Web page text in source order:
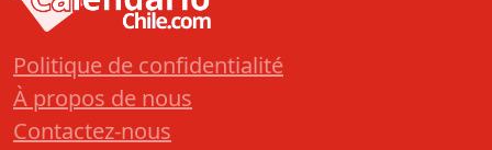
Politique de confidentialité
À propos de nous
Contactez-nous